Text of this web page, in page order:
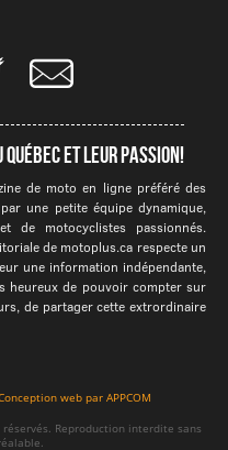
et leur passion!
de moto en ligne préféré des
une petite équipe dynamique,
de motocyclistes passionnés.
de motoplus.ca respecte un
une information indépendante,
heureux de pouvoir compter sur
de partager cette extrordinaire
web par APPCOM
Reproduction interdite sans